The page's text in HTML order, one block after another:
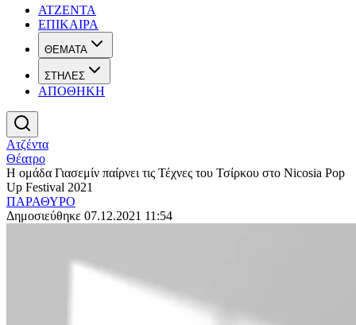
ΑΤΖΕΝΤΑ
ΕΠΙΚΑΙΡΑ
ΘΕΜΑΤΑ
ΣΤΗΛΕΣ
ΑΠΟΘΗΚΗ
Ατζέντα
Θέατρο
Η ομάδα Γιασεμίν παίρνει τις Τέχνες του Τσίρκου στο Nicosia Pop
Up Festival 2021
ΠΑΡΑΘΥΡΟ
Δημοσιεύθηκε 07.12.2021 11:54